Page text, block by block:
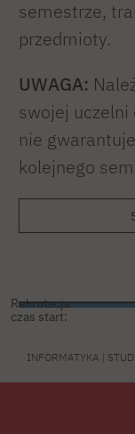
Rekrutacja
czas start:
INFORMATYKA |
semestrze,
przedmioty.
UWAGA:
swojej
nie
kolejnego
Co